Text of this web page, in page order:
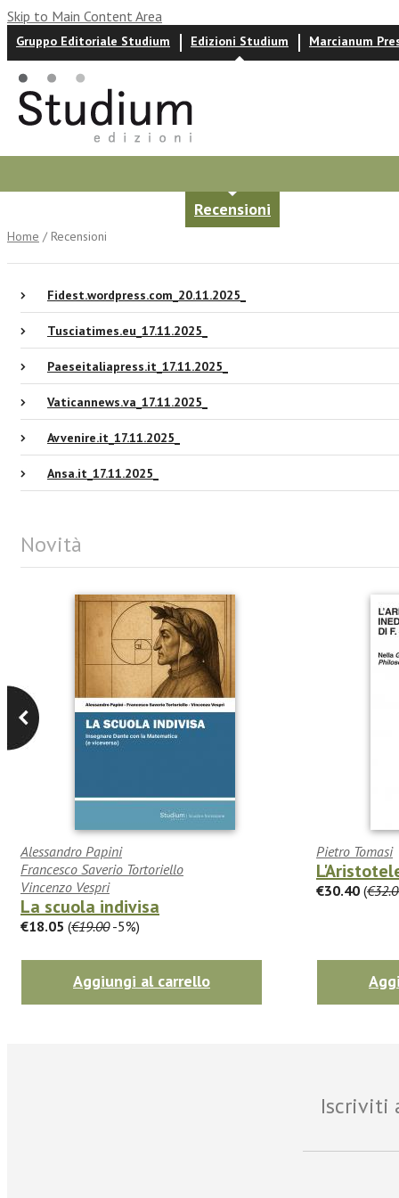
Skip to Main Content Area
Gruppo Editoriale Studium Edizioni Studium Marcianum
Recensioni
Home / Recensioni
Fidest.wordpress.com_20.11.2025_
Tusciatimes.eu_17.11.2025_
Paeseitaliapress.it_17.11.2025_
Vaticannews.va_17.11.2025_
Avvenire.it_17.11.2025_
Ansa.it_17.11.2025_
Novità
Alessandro Papini
Francesco Saverio Tortoriello
Vincenzo Vespri
La scuola indivisa
€18.05 (€19.00-5%)
Aggiungi al carrello
Pietro Tomasi
€30.40 (
Iscriviti